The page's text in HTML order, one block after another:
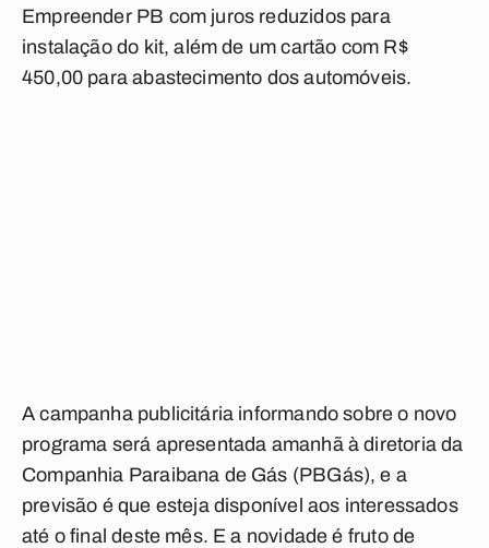
Empreender PB com juros reduzidos para
instalação do kit, além de um cartão com R$
450,00 para abastecimento dos automóveis.
A campanha publicitária informando sobre o novo
programa será apresentada amanhã à diretoria da
Companhia Paraibana de Gás (PBGás), e a
previsão é que esteja disponível aos interessados
até o final deste mês. E a novidade é fruto de